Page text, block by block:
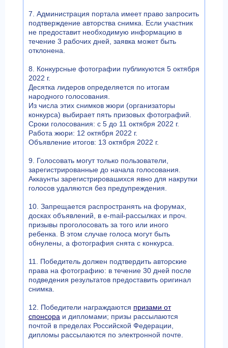
7. Администрация портала имеет право запросить
подтверждение авторства снимка. Если участник
не предоставит необходимую информацию в
течение 3 рабочих дней, заявка может быть
отклонена.
8. Конкурсные фотографии публикуются 5 октября
2022 г.
Десятка лидеров определяется по итогам
народного голосования.
Из числа этих снимков жюри (организаторы
конкурса) выбирает пять призовых фотографий.
Сроки голосования: с 5 до 11 октября 2022 г.
Работа жюри: 12 октября 2022 г.
Объявление итогов: 13 октября 2022 г.
9. Голосовать могут только пользователи,
зарегистрированные до начала голосования.
Аккаунты зарегистрировашихся явно для накрутки
голосов удаляются без предупреждения.
10. Запрещается распространять на форумах,
досках объявлений, в e-mail-рассылках и проч.
призывы проголосовать за того или иного
ребенка. В этом случае голоса могут быть
обнулены, а фотография снята с конкурса.
11. Победитель должен подтвердить авторские
права на фотографию: в течение 30 дней после
подведения результатов предоставить оригинал
снимка.
12. Победители награждаются призами от
спонсора и дипломами; призы рассылаются
почтой в пределах Российской Федерации,
дипломы рассылаются по электронной почте.